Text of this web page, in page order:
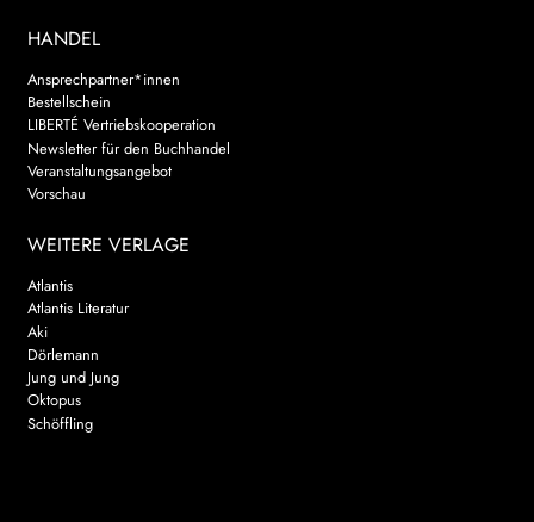
HANDEL
Ansprechpartner*innen
Bestellschein
LIBERTÉ Vertriebskooperation
Newsletter für den Buchhandel
Veranstaltungsangebot
Vorschau
WEITERE VERLAGE
Atlantis
Atlantis Literatur
Aki
Dörlemann
Jung und Jung
Oktopus
Schöffling